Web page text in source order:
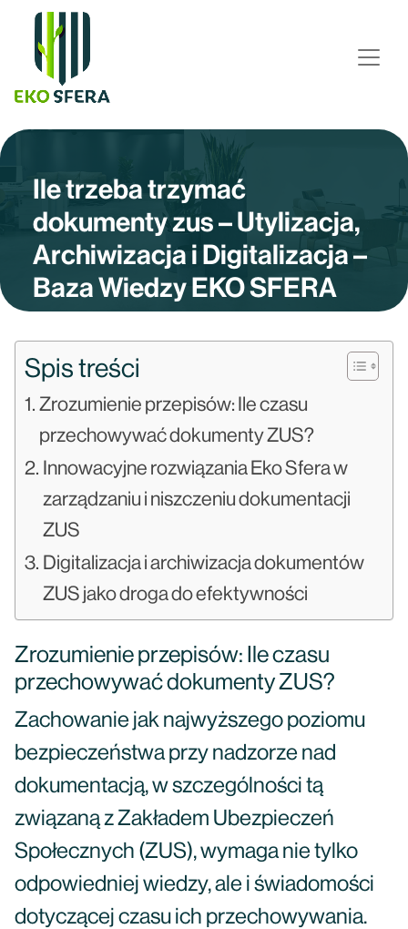
Ile trzeba trzymać
dokumenty zus – Utylizacja,
Archiwizacja i Digitalizacja –
Baza Wiedzy EKO SFERA
Spis treści
Zrozumienie przepisów: Ile czasu
przechowywać dokumenty ZUS?
Innowacyjne rozwiązania Eko Sfera w
zarządzaniu i niszczeniu dokumentacji
ZUS
Digitalizacja i archiwizacja dokumentów
ZUS jako droga do efektywności
Zrozumienie przepisów: Ile czasu
przechowywać dokumenty ZUS?
Zachowanie jak najwyższego poziomu
bezpieczeństwa przy nadzorze nad
dokumentacją, w szczególności tą
związaną z Zakładem Ubezpieczeń
Społecznych (ZUS), wymaga nie tylko
odpowiedniej wiedzy, ale i świadomości
dotyczącej czasu ich przechowywania.